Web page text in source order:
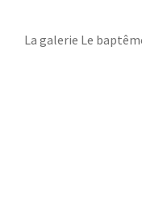
La galerie Le